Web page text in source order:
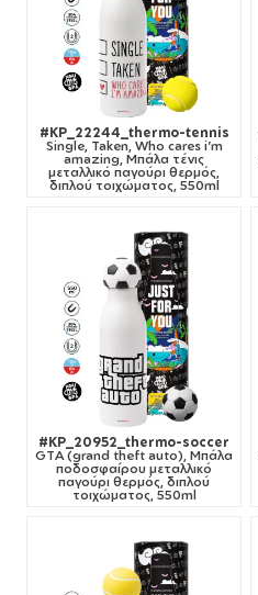
#KP_22244_thermo-tennis
Single, Taken, Who cares i'm
amazing, Μπάλα τένις
μεταλλικό παγούρι θερμός,
διπλού τοιχώματος, 550ml
#KP_20952_thermo-soccer
GTA (grand theft auto), Μπάλα
ποδοσφαίρου μεταλλικό
παγούρι θερμός, διπλού
τοιχώματος, 550ml